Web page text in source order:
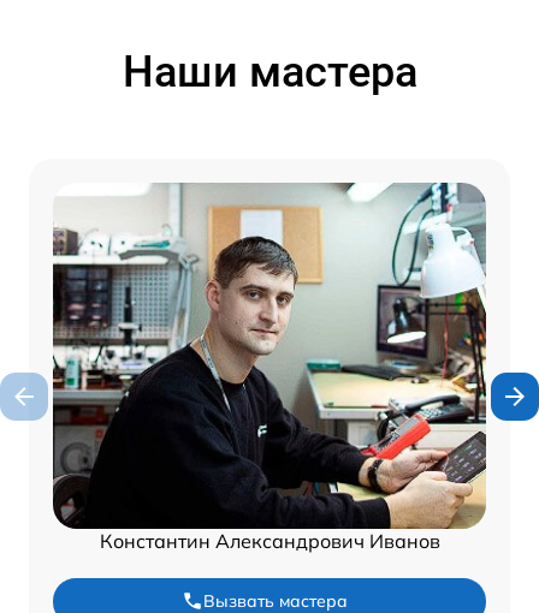
Наши мастера
Константин Александрович Иванов
Вызвать мастера